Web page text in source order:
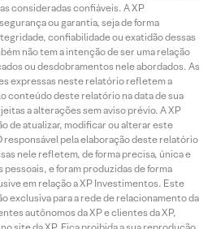
consideradas confiáveis. A XP
ou garantia, seja de forma
confiabilidade ou exatidão dessas
não tem a intenção de ser uma relação
ou desdobramentos nele abordados. As
expressas neste relatório refletem a
conteúdo deste relatório na data de sua
a alterações sem aviso prévio. A XP
de atualizar, modificar ou alterar este
responsável pela elaboração deste relatório
nele refletem, de forma precisa, única e
e foram produzidas de forma
em relação a XP Investimentos. Este
exclusiva para a rede de relacionamento da
autônomos da XP e clientes da XP,